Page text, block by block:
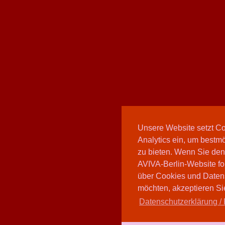
Unsere Website setzt
Analytics ein, um
zu bieten. Wenn Sie
AVIVA-Berlin-Website
über Cookies und
möchten, akzeptieren
Datenschutzerklärung /